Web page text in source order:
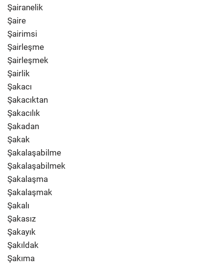
Şairanelik
Şaire
Şairimsi
Şairleşme
Şairleşmek
Şairlik
Şakacı
Şakacıktan
Şakacılık
Şakadan
Şakak
Şakalaşabilme
Şakalaşabilmek
Şakalaşma
Şakalaşmak
Şakalı
Şakasız
Şakayık
Şakıldak
Şakıma